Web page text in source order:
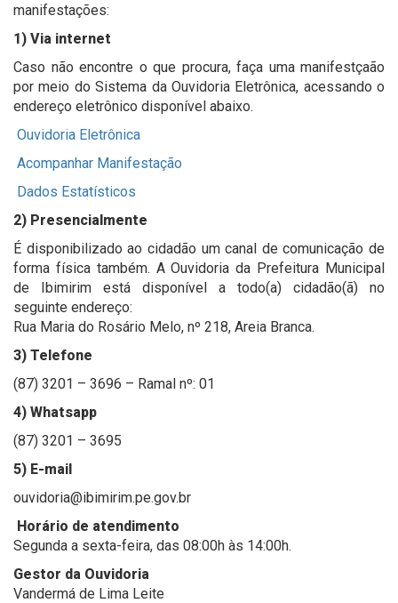
manifestações:
1) Via internet
Caso não encontre o que procura, faça uma manifestçaão
por meio do Sistema da Ouvidoria Eletrônica, acessando o
endereço eletrônico disponível abaixo.
Ouvidoria Eletrônica
Acompanhar Manifestação
Dados Estatísticos
2) Presencialmente
É disponibilizado ao cidadão um canal de comunicação de
forma física também. A Ouvidoria da Prefeitura Municipal
de Ibimirim está disponível a todo(a) cidadão(ã) no
seguinte endereço:
Rua Maria do Rosário Melo, nº 218, Areia Branca.
3) Telefone
(87) 3201 – 3696 – Ramal nº: 01
4) Whatsapp
(87) 3201 – 3695
5) E-mail
ouvidoria@ibimirim.pe.gov.br
Horário de atendimento
Segunda a sexta-feira, das 08:00h às 14:00h.
Gestor da Ouvidoria
Vandermá de Lima Leite